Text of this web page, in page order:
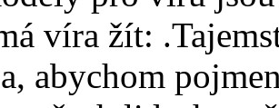
víra žít:
abychom